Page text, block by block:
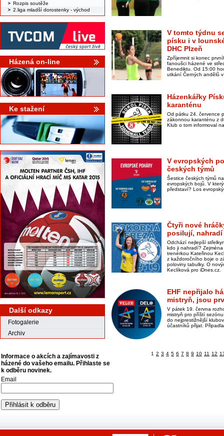
Rozpis soutěže
2.liga mladší dorostenky - východ
Házená on-line
Ke stažení
Další odkazy
Fotogalerie
Archiv
Informace o akcích a zajímavosti z
házené do vašeho emailu. Přihlaste se
k odběru novinek.
Email
V tomto týdnu
písku i v
DHC Plzeň
Zpříjemnit si konec
fanoušci házené ve
Benediktu. Od 15:00
utkání Černých andělů
Házenkářky
karanténu
Od pátku 24. července
zákonnou karanténu z
Klub o tom informoval
V evropských
českých týmů
Šestice českých týmů
evropských bojů. V
představí? Los
Čtyři nové
posilují,
Odchází nejlepší
kdo ji nahradí?
trenérkou Kateřinou
z každoročního boje o
poloviny tabulky. O
Keclíková pro iDnes.cz.
EHF nepřijalo
mistryň, jsou
V pátek 19. června
mistryň pro příští
do nejprestižnější
účastníků přijat.
1 2 3 4 5 6 7 8 9 10 11 12